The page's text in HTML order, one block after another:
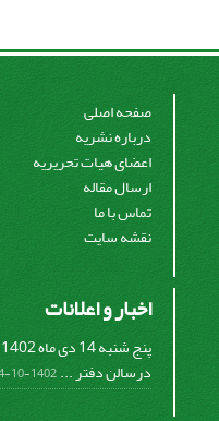
صفحه اصلی
درباره نشریه
اعضای هیات تحریریه
ارسال مقاله
تماس با ما
نقشه سایت
اخبار و اعلانات
درسالن دفتر ...1402-10-14